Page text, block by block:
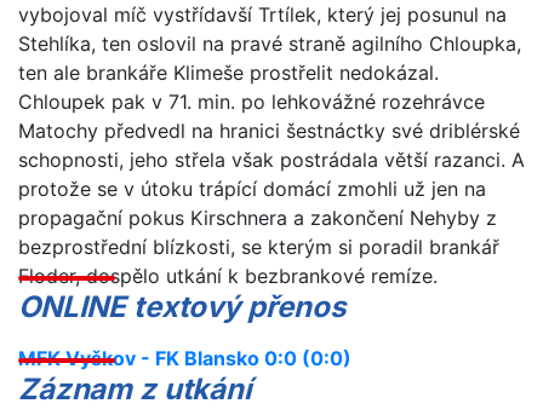
vybojoval míč vystřídavší Trtílek, který jej posunul na
Stehlíka, ten oslovil na pravé straně agilního Chloupka,
ten ale brankáře Klimeše prostřelit nedokázal.
Chloupek pak v 71. min. po lehkovážné rozehrávce
Matochy předvedl na hranici šestnáctky své driblérské
schopnosti, jeho střela však postrádala větší razanci. A
protože se v útoku trápící domácí zmohli už jen na
propagační pokus Kirschnera a zakončení Nehyby z
bezprostřední blízkosti, se kterým si poradil brankář
Floder, dospělo utkání k bezbrankové remíze.
ONLINE textový přenos
MFK Vyškov - FK Blansko 0:0 (0:0)
Záznam z utkání